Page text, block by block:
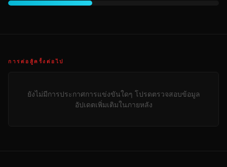
การต่อสู้ครั้งต่อไป
ยังไม่มีการประกาศการแข่งขันใดๆ โปรดตรวจสอบข้อมูล
อัปเดตเพิ่มเติมในภายหลัง